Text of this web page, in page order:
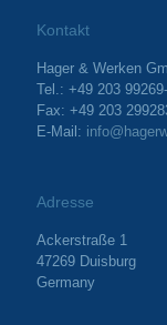
Kontakt
Hager & Werken
Tel.: +49 203
Fax: +49 203
E-Mail:
Adresse
Ackerstraße 1
47269 Duisburg
Germany